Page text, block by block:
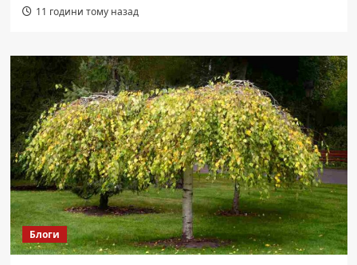
11 години тому назад
Блоги